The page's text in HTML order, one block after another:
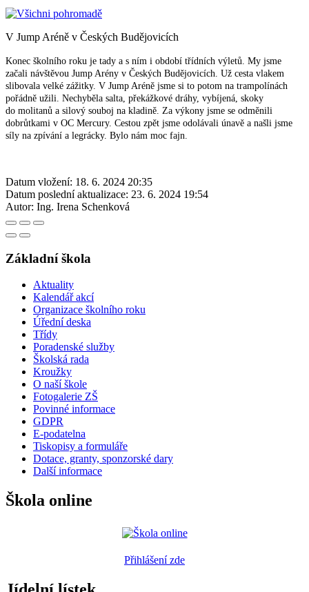
V Jump Aréně v Českých Budějovicích
Konec školního roku je tady a s ním i období třídních výletů. My jsme
začali návštěvou Jump Arény v Českých Budějovicích. Už cesta vlakem
slibovala velké zážitky. V Jump Aréně jsme si to potom na trampolínách
pořádně užili. Nechyběla salta, překážkové dráhy, vybíjená, skoky
do molitanů a silový souboj na kladině. Za výkony jsme se odměnili
dobrůtkami v OC Mercury. Cestou zpět jsme odolávali únavě a našli jsme
síly na zpívání a legrácky. Bylo nám moc fajn.
Datum vložení: 18. 6. 2024 20:35
Datum poslední aktualizace: 23. 6. 2024 19:54
Autor: Ing. Irena Schenková
Základní škola
Aktuality
Kalendář akcí
Organizace školního roku
Úřední deska
Třídy
Poradenské služby
Školská rada
Kroužky
O naší škole
Fotogalerie ZŠ
Povinné informace
GDPR
E-podatelna
Tiskopisy a formuláře
Dotace, granty, sponzorské dary
Další informace
Škola online
Přihlášení zde